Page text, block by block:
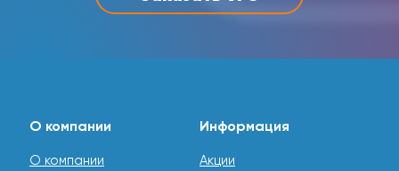
О компании
О компании
Информация
Акции